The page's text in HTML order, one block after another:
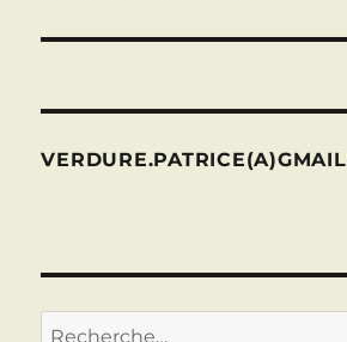
Recherche